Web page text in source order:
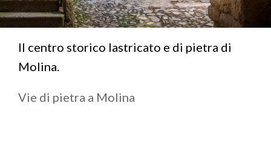
Il centro storico lastricato e di pietra di
Molina.
Vie di pietra a Molina